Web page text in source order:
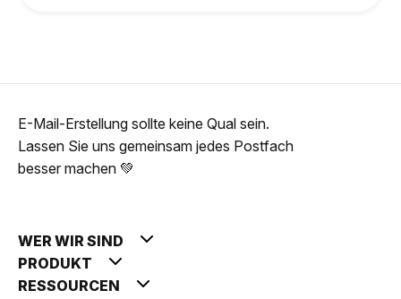
E-Mail-Erstellung sollte keine Qual sein.
Lassen Sie uns gemeinsam jedes Postfach
besser machen 💚
WER WIR SIND
PRODUKT
RESSOURCEN